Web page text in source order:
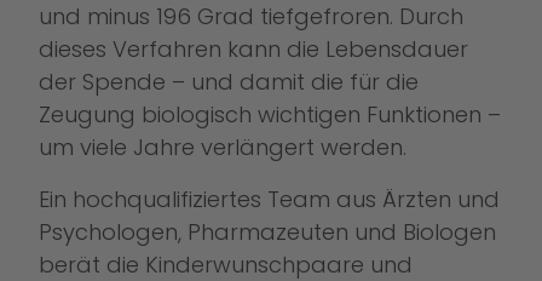
und minus 196 Grad tiefgefroren. Durch
dieses Verfahren kann die Lebensdauer
der Spende – und damit die für die
Zeugung biologisch wichtigen Funktionen –
um viele Jahre verlängert werden.
Ein hochqualifiziertes Team aus Ärzten und
Psychologen, Pharmazeuten und Biologen
berät die Kinderwunschpaare und